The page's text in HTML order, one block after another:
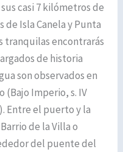
casi 7 kilómetros de
de Isla Canela y Punta
tranquilas encontrarás
de historia
son observados en
(Bajo Imperio, s. IV
Entre el puerto y la
de la Villa o
del puente del